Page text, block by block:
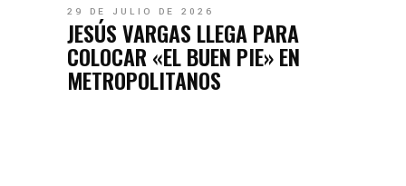
29 DE JULIO DE 2026
JESÚS VARGAS LLEGA PARA
COLOCAR «EL BUEN PIE» EN
METROPOLITANOS